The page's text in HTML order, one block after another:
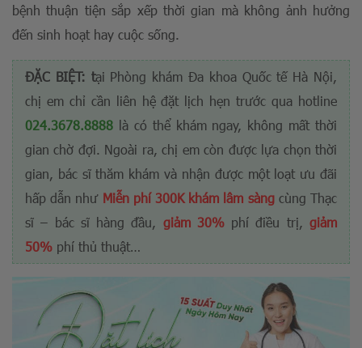
bệnh thuận tiện sắp xếp thời gian mà không ảnh hưởng
đến sinh hoạt hay cuộc sống.
ĐẶC BIỆT: tại Phòng khám Đa khoa Quốc tế Hà Nội,
chị em chỉ cần liên hệ đặt lịch hẹn trước qua hotline
024.3678.8888 là có thể khám ngay, không mất thời
gian chờ đợi. Ngoài ra, chị em còn được lựa chọn thời
gian, bác sĩ thăm khám và nhận được một loạt ưu đãi
hấp dẫn như Miễn phí 300K khám lâm sàngcùng Thạc
sĩ – bác sĩ hàng đầu, giảm 30% phí điều trị,giảm
50% phí thủ thuật…